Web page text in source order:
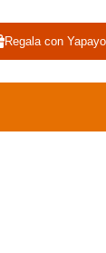
Regala con